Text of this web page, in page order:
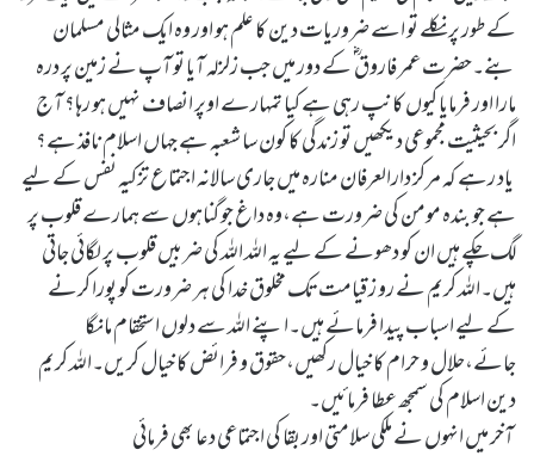
کے طور پر نکلے تو اسے ضروریات دین کا علم ہو اور وہ ایک مثالی مسلمان
بنے۔حضرت عمر فاروق ؓ کے دور میں جب زلزلہ آیا تو آپ نے زمین پر درہ
مارا اور فرمایا کیوں کانپ رہی ہے کیا تمہارے اوپر انصاف نہیں ہو رہا؟ آج
اگر بحیثیت مجموعی دیکھیں تو زندگی کا کون سا شعبہ ہے جہاں اسلام نافذ ہے؟
یاد رہے کہ مرکز دارالعرفان منارہ میں جاری سالانہ اجتماع تزکیہ نفس کے لیے
ہے جو بندہ مومن کی ضرورت ہے،وہ داغ جو گناہوں سے ہمارے قلوب پر
لگ چکے ہیں ان کو دھونے کے لیے یہ اللہ اللہ کی ضربیں قلوب پر لگائی جاتی
ہیں۔اللہ کریم نے رو ز قیامت تک مخلوق خدا کی ہر ضرورت کو پورا کرنے
کے لیے اسباب پیدا فرمائے ہیں۔اپنے اللہ سے دلوں استحقام مانگا
جائے،حلال و حرام کا خیال رکھیں،حقوق و فرائض کا خیال کریں۔اللہ کریم
دین اسلام کی سمجھ عطا فرمائیں۔
آخر میں انہوں نے ملکی سلامتی اور بقا کی اجتماعی دعا بھی فرمائی